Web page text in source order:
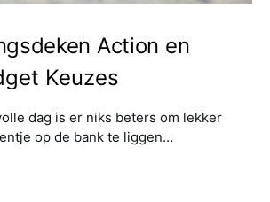
Action en
Keuzes
dag is er niks beters om lekker
op de bank te liggen…